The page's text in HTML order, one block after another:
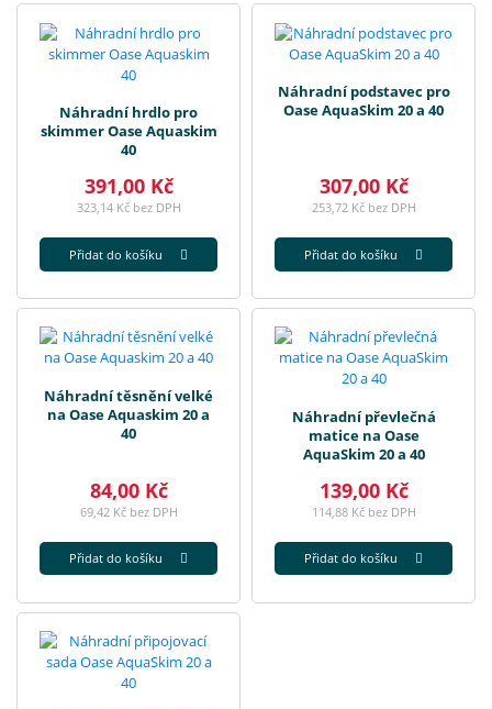
Náhradní hrdlo pro
skimmer Oase Aquaskim
40
391,00 Kč
323,14 Kč bez DPH
Přidat do košíku
Náhradní podstavec pro
Oase AquaSkim 20 a 40
307,00 Kč
253,72 Kč bez DPH
Přidat do košíku
Náhradní těsnění velké
na Oase Aquaskim 20 a
40
84,00 Kč
69,42 Kč bez DPH
Přidat do košíku
Náhradní převlečná
matice na Oase
AquaSkim 20 a 40
139,00 Kč
114,88 Kč bez DPH
Přidat do košíku